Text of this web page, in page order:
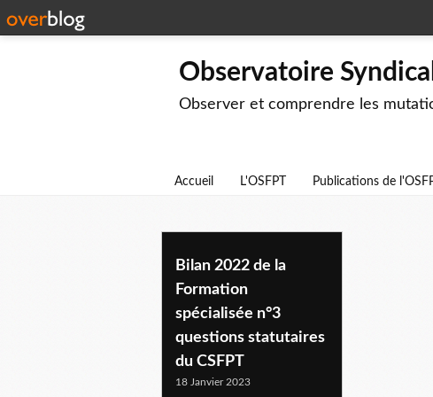
Observatoire
Observer et comprendre les
Accueil L'OSFPT Publications de
fs3
Bilan 2022 de la
Formation
spécialisée n°3
questions statutaires
du CSFPT
18 Janvier 2023